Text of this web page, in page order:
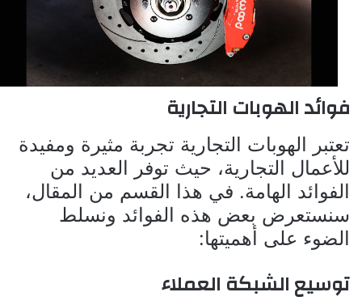
فوائد الهوبات التجارية
تعتبر الهوبات التجارية تجربة مثيرة ومفيدة
للأعمال التجارية، حيث توفر العديد من
الفوائد الهامة. في هذا القسم من المقال،
سنستعرض بعض هذه الفوائد ونسلط
الضوء على أهميتها:
توسيع الشبكة العملاء